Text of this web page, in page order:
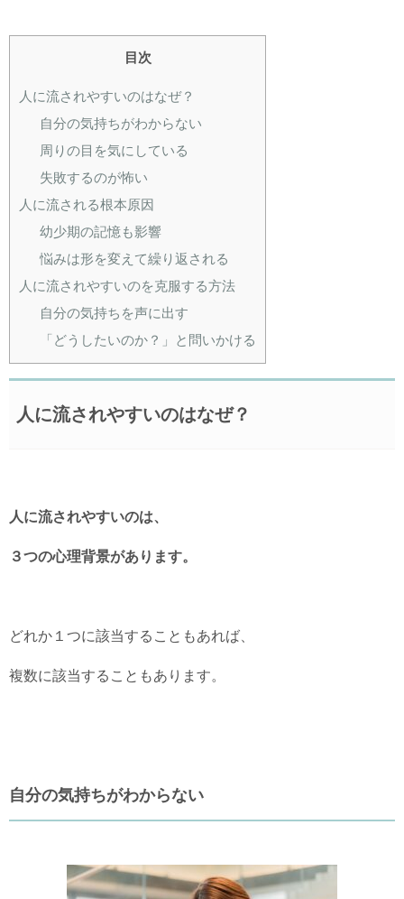
目次
人に流されやすいのはなぜ？
自分の気持ちがわからない
周りの目を気にしている
失敗するのが怖い
人に流される根本原因
幼少期の記憶も影響
悩みは形を変えて繰り返される
人に流されやすいのを克服する方法
自分の気持ちを声に出す
「どうしたいのか？」と問いかける
人に流されやすいのはなぜ？
人に流されやすいのは、
３つの心理背景があります。
どれか１つに該当することもあれば、
複数に該当することもあります。
自分の気持ちがわからない